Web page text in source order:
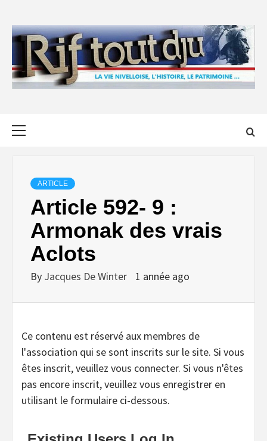
content
ARTICLE
Article 592- 9 :
Armonak des vrais
Aclots
By Jacques De Winter 1 année ago
Ce contenu est réservé aux membres de
l'association qui se sont inscrits sur le site. Si vous
êtes inscrit, veuillez vous connecter. Si vous n'êtes
pas encore inscrit, veuillez vous enregistrer en
utilisant le formulaire ci-dessous.